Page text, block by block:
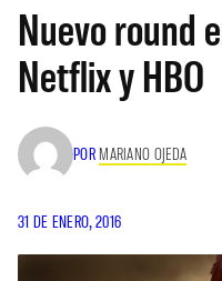
Nuevo round
Netflix y HBO
POR MARIANO OJEDA
31 DE ENERO, 2016